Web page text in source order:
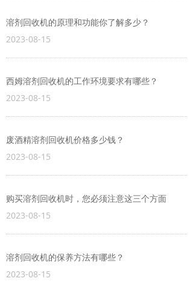
溶剂回收机的原理和功能你了解多少？
2023-08-15
西姆溶剂回收机的工作环境要求有哪些？
2023-08-15
废酒精溶剂回收机价格多少钱？
2023-08-15
购买溶剂回收机时，您必须注意这三个方面
2023-08-15
溶剂回收机的保养方法有哪些？
2023-08-15